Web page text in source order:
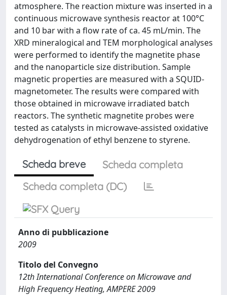
atmosphere. The reaction mixture was inserted in a
continuous microwave synthesis reactor at 100°C
and 10 bar with a flow rate of ca. 45 mL/min. The
XRD mineralogical and TEM morphological analyses
were performed to identify the magnetite phase
and the nanoparticle size distribution. Sample
magnetic properties are measured with a SQUID-
magnetometer. The results were compared with
those obtained in microwave irradiated batch
reactors. The synthetic magnetite probes were
tested as catalysts in microwave-assisted oxidative
dehydrogenation of ethyl benzene to styrene.
Scheda breve
Scheda completa
Scheda completa (DC)
Anno di pubblicazione
2009
Titolo del Convegno
12th International Conference on Microwave and
High Frequency Heating, AMPERE 2009